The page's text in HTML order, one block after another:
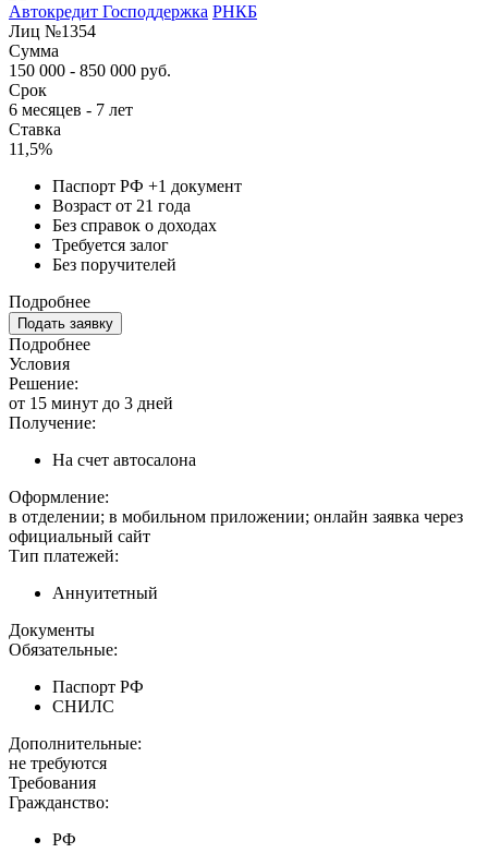
Автокредит Господдержка РНКБ
Лиц №1354
Сумма
150 000 - 850 000 руб.
Срок
6 месяцев - 7 лет
Ставка
11,5%
Паспорт РФ +1 документ
Возраст от 21 года
Без справок о доходах
Требуется залог
Без поручителей
Подробнее
Подать заявку
Подробнее
Условия
Решение:
от 15 минут до 3 дней
Получение:
На счет автосалона
Оформление:
в отделении; в мобильном приложении; онлайн заявка через
официальный сайт
Тип платежей:
Аннуитетный
Документы
Обязательные:
Паспорт РФ
СНИЛС
Дополнительные:
не требуются
Требования
Гражданство:
РФ